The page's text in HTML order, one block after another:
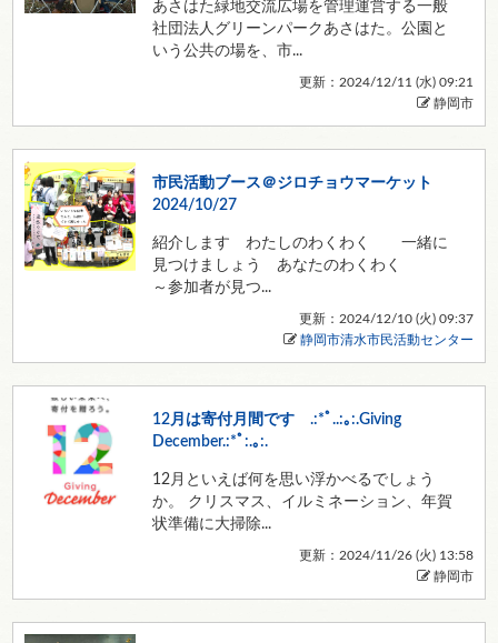
あさはた緑地交流広場を管理運営する一般
社団法人グリーンパークあさはた。公園と
いう公共の場を、市...
更新：2024/12/11 (水) 09:21
静岡市
市民活動ブース＠ジロチョウマーケット
2024/10/27
紹介します わたしのわくわく 一緒に
見つけましょう あなたのわくわく
～参加者が見つ...
更新：2024/12/10 (火) 09:37
静岡市清水市民活動センター
12月は寄付月間です .:*ﾟ..:｡:.Giving
December.:*ﾟ:.｡:.
12月といえば何を思い浮かべるでしょう
か。 クリスマス、イルミネーション、年賀
状準備に大掃除...
更新：2024/11/26 (火) 13:58
静岡市